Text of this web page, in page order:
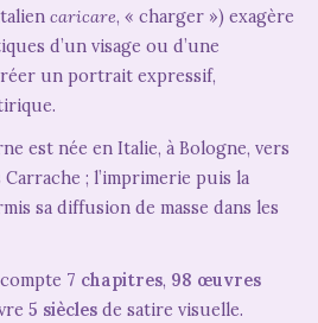
caricare, « charger ») exagère
d’un visage ou d’une
un portrait expressif,
est née en Italie, à Bologne, vers
Carrache ; l’imprimerie puis la
sa diffusion de masse dans les
7 chapitres, 98 œuvres
5 sièclesde satire visuelle.